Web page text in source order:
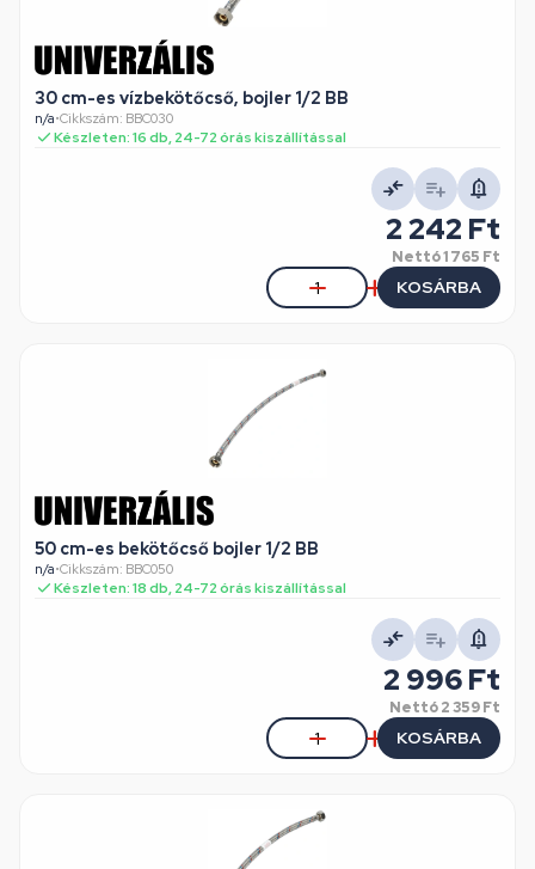
30 cm-es vízbekötőcső, bojler 1/2 BB
n/a•Cikkszám: BBC030
Készleten: 16 db, 24-72 órás kiszállítással
2 242 Ft
Nettó1 765 Ft
KOSÁRBA
50 cm-es bekötőcső bojler 1/2 BB
n/a•Cikkszám: BBC050
Készleten: 18 db, 24-72 órás kiszállítással
2 996 Ft
Nettó2 359 Ft
KOSÁRBA